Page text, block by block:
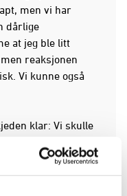
men vi har
dårlige
at jeg ble litt
reaksjonen
Vi kunne også
klar: Vi skulle